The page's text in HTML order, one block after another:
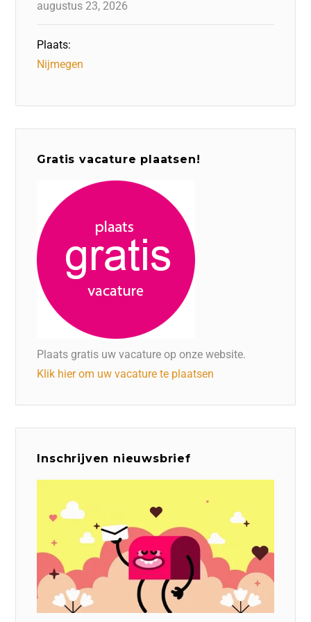
augustus 23, 2026
Plaats:
Nijmegen
Gratis vacature plaatsen!
Plaats gratis uw vacature op onze website.
Klik hier om uw vacature te plaatsen
Inschrijven nieuwsbrief